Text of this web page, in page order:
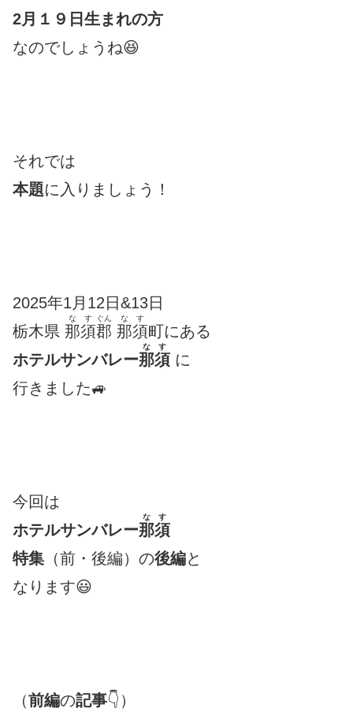
2月１９日生まれの方
なのでしょうね😆
それでは
本題に入りましょう！
2025年1月12日&13日
栃木県 那須
なす
郡
ぐん
那須
なす
町にある
ホテルサンバレー那須
なす
に
行きました🚙
今回は
ホテルサンバレー那須
なす
特集 （前・後編）の後編と
なります😃
（前編の記事👇）